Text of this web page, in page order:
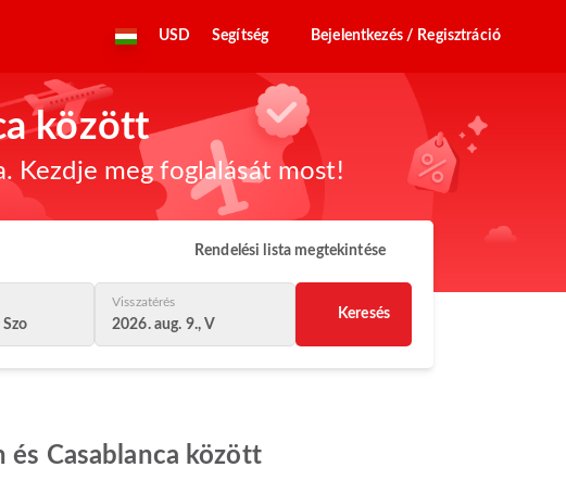
USD Segítség Bejelentkezés / Regisztráció
között
Kezdje meg foglalását most!
Rendelési lista megtekintése
Visszatérés
2026. aug. 9., V
Keresés
és Casablanca között